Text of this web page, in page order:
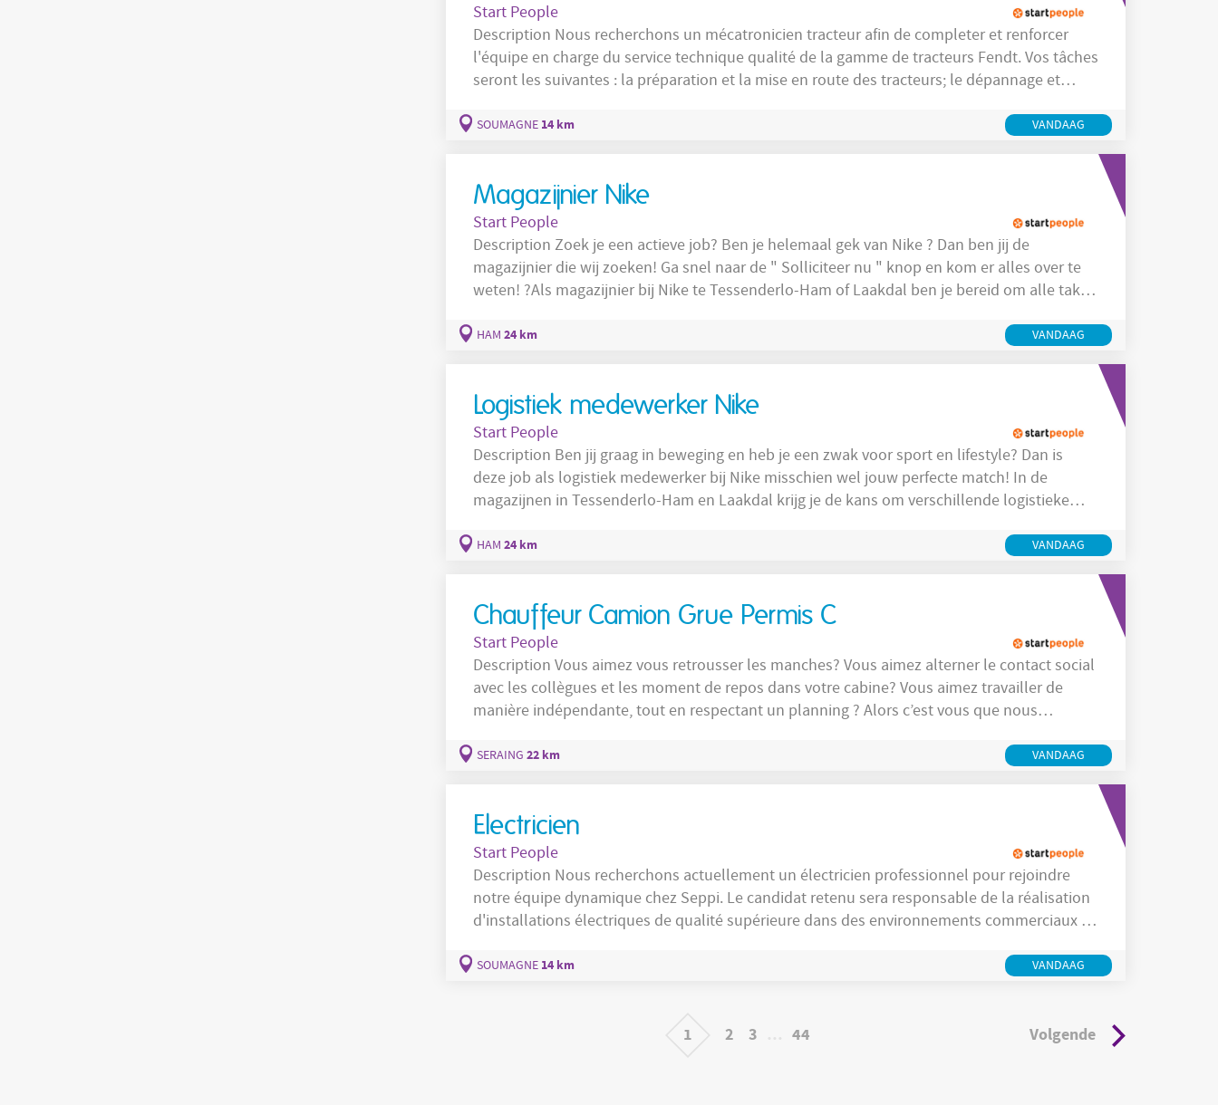
Start People
Description Nous recherchons un mécatronicien tracteur afin de completer et renforcer
l'équipe en charge du service technique qualité de la gamme de tracteurs Fendt. Vos tâches
seront les suivantes : la préparation et la mise en route des tracteurs; le dépannage et
de
SOUMAGNE 14 km VANDAAG
Magazijnier Nike
Start People
Description Zoek je een actieve job? Ben je helemaal gek van Nike ? Dan ben jij de
magazijnier die wij zoeken! Ga snel naar de " Solliciteer nu " knop en kom er alles over te
weten! ?Als magazijnier bij Nike te Tessenderlo-Ham of Laakdal ben je bereid om alle taken
Nike ELC
HAM 24 km VANDAAG
Logistiek medewerker Nike
Start People
Description Ben jij graag in beweging en heb je een zwak voor sport en lifestyle? Dan is
deze job als logistiek medewerker bij Nike misschien wel jouw perfecte match! In de
magazijnen in Tessenderlo-Ham en Laakdal krijg je de kans om verschillende logistieke
mee voor een vlotte en correcte levering aan onze klanten en atleten . Klinkt dit als iets
HAM 24 km VANDAAG
Chauffeur Camion Grue Permis C
Start People
Description Vous aimez vous retrousser les manches? Vous aimez alterner le contact social
avec les collègues et les moment de repos dans votre cabine? Vous aimez travailler de
manière indépendante, tout en respectant un planning ? Alors c’est vous que nous
la
SERAING 22 km VANDAAG
Electricien
Start People
Description Nous recherchons actuellement un électricien professionnel pour rejoindre
notre équipe dynamique chez Seppi. Le candidat retenu sera responsable de la réalisation
d'installations électriques de qualité supérieure dans des environnements commerciaux et
attention aux détails et une
SOUMAGNE 14 km VANDAAG
1 2 3 44 Volgende